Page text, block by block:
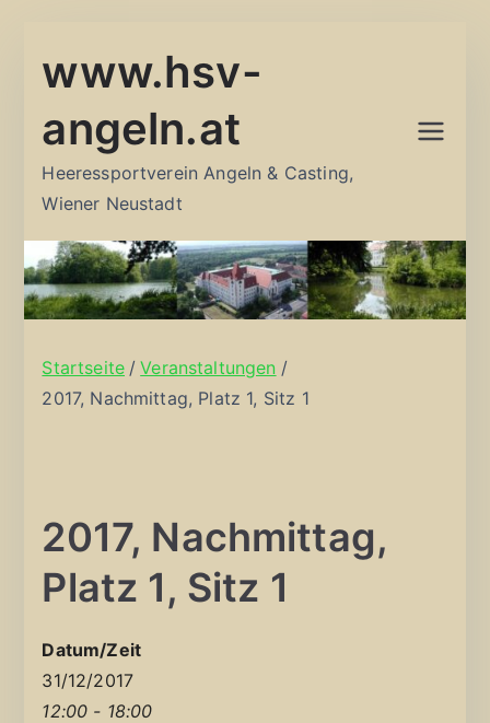
Inhalt
www.hsv-
angeln.at
Heeressportverein Angeln & Casting,
Wiener Neustadt
Startseite
Veranstaltungen
2017, Nachmittag, Platz 1, Sitz 1
2017, Nachmittag,
Platz 1, Sitz 1
Datum/Zeit
31/12/2017
12:00 - 18:00